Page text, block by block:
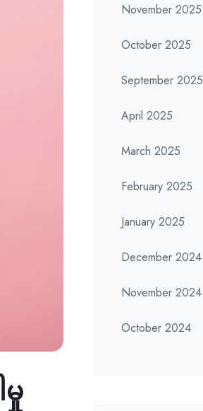
November 2025
October 2025
September 2025
April 2025
March 2025
February 2025
January 2025
December 2024
November 2024
October 2024